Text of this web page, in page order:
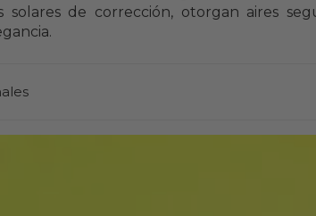
solares de corrección, otorgan aires